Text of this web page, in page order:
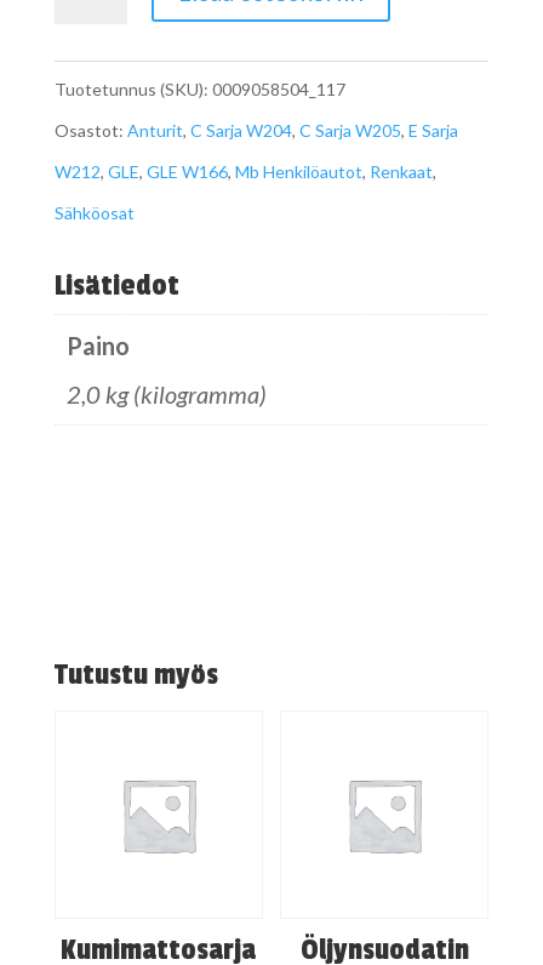
määrä
Tuotetunnus (SKU): 0009058504_117
Osastot: Anturit, C Sarja W204, C Sarja W205, E Sarja
W212, GLE, GLE W166, Mb Henkilöautot, Renkaat,
Sähköosat
Lisätiedot
Paino
2,0 kg (kilogramma)
Tutustu myös
Kumimattosarja
Öljynsuodatin